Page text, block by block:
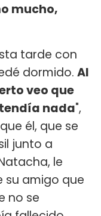
mucho,
tarde con
dormido. Al
veo que
nada",
él, que se
junto a
le
su amigo que
no se